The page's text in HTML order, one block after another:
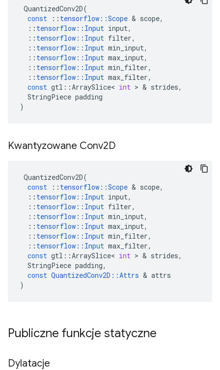
QuantizedConv2D(
const
:: tensorflow ::Scope & scope,
:: tensorflow :: Input input,
:: tensorflow :: Input filter,
:: tensorflow :: Input min_input,
:: tensorflow :: Input max_input,
:: tensorflow :: Input min_filter,
:: tensorflow :: Input max_filter,
const gtl ::ArraySlice< int > & strides,
StringPiece padding
)
Kwantyzowane Conv2D
QuantizedConv2D(
const
:: tensorflow ::Scope & scope,
:: tensorflow :: Input input,
:: tensorflow :: Input filter,
:: tensorflow :: Input min_input,
:: tensorflow :: Input max_input,
:: tensorflow :: Input min_filter,
:: tensorflow :: Input max_filter,
const gtl ::ArraySlice< int > & strides,
StringPiece padding,
const QuantizedConv2D ::Attrs & attrs
)
Publiczne funkcje statyczne
Dylatacje